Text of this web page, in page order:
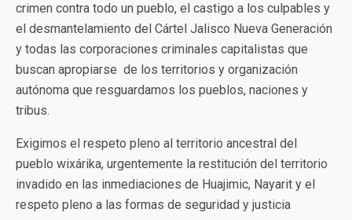
crimen contra todo un pueblo, el castigo a los culpables y
el desmantelamiento del Cártel Jalisco Nueva Generación
y todas las corporaciones criminales capitalistas que
buscan apropiarse de los territorios y organización
autónoma que resguardamos los pueblos, naciones y
tribus.
Exigimos el respeto pleno al territorio ancestral del
pueblo wixárika, urgentemente la restitución del territorio
invadido en las inmediaciones de Huajimic, Nayarit y el
respeto pleno a las formas de seguridad y justicia